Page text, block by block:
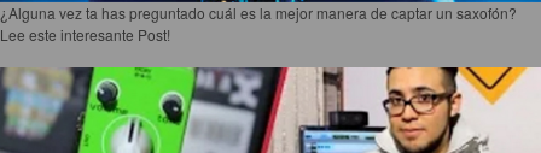
¿Alguna vez ta has preguntado cuál es la mejor manera de captar un saxofón?
Lee este interesante Post!